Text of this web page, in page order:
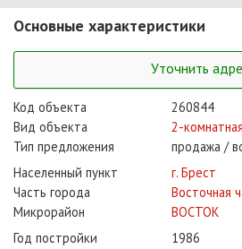
Основные характеристики
Уточнить
Код объекта
260844
Вид объекта
2-
Тип предложения
продажа /
Населенный пункт
г. Брест
Часть города
Восточная
Микрорайон
ВОСТОК
Год постройки
1986